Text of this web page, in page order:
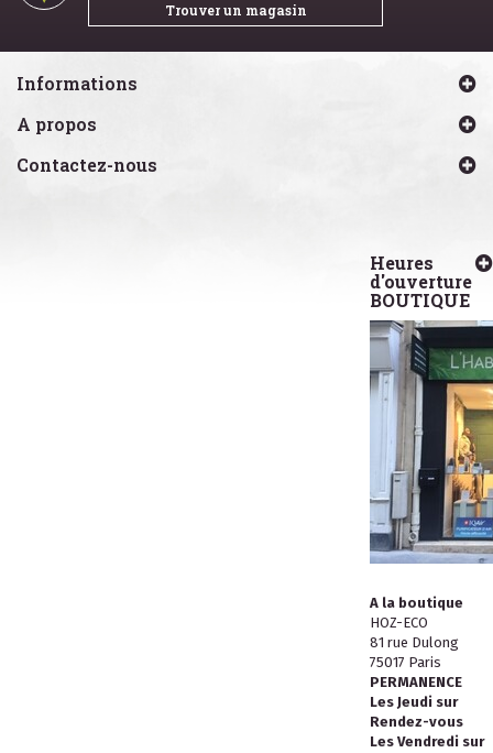
Trouver un magasin
Informations
A propos
Contactez-nous
Heures
d'ouverture
BOUTIQUE
A la boutique
HOZ-ECO
81 rue Dulong
75017 Paris
PERMANENCE
Les Jeudi sur
Rendez-vous
Les Vendredi sur